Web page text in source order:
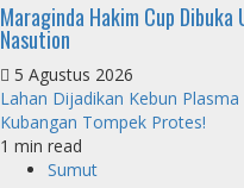
Maraginda Hakim Cup Dibuka
Nasution
5 Agustus 2026
Lahan Dijadikan Kebun
Kubangan Tompek Protes!
1 min read
Sumut